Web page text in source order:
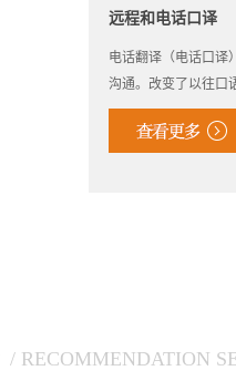
远程和电话口译
电话翻译（电话口译
沟通。改变了以往口
/ RECOMMENDATION